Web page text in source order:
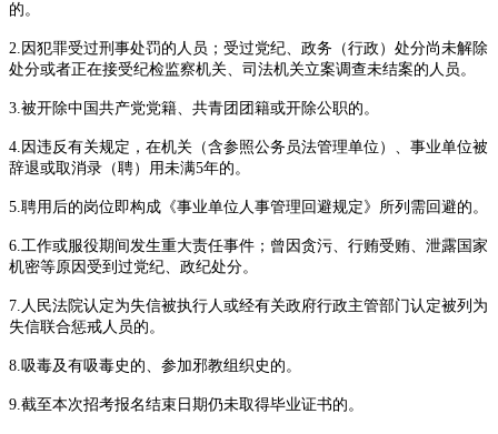
的。
2.因犯罪受过刑事处罚的人员；受过党纪、政务（行政）处分尚未解除
处分或者正在接受纪检监察机关、司法机关立案调查未结案的人员。
3.被开除中国共产党党籍、共青团团籍或开除公职的。
4.因违反有关规定，在机关（含参照公务员法管理单位）、事业单位被
辞退或取消录（聘）用未满5年的。
5.聘用后的岗位即构成《事业单位人事管理回避规定》所列需回避的。
6.工作或服役期间发生重大责任事件；曾因贪污、行贿受贿、泄露国家
机密等原因受到过党纪、政纪处分。
7.人民法院认定为失信被执行人或经有关政府行政主管部门认定被列为
失信联合惩戒人员的。
8.吸毒及有吸毒史的、参加邪教组织史的。
9.截至本次招考报名结束日期仍未取得毕业证书的。